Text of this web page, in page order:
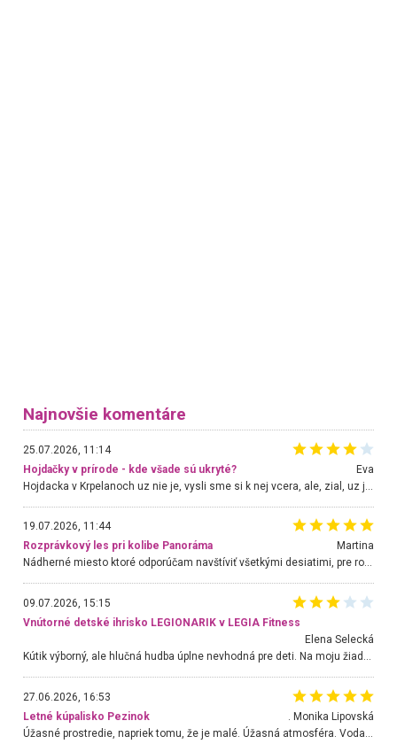
Najnovšie komentáre
25.07.2026, 11:14
Hojdačky v prírode - kde všade sú ukryté?
Eva
19.07.2026, 11:44
Rozprávkový les pri kolibe Panoráma
Martina
Nádherné miesto ktoré odporúčam navštíviť všetkými desiatimi, pre rodiny s deťmi, dôchodcom... Proste a jednoducho ozaj rozprávkový les.. určite ešte prídeme. Odniesli sme si na pamiatku krásne tričká,
09.07.2026, 15:15
Vnútorné detské ihrisko LEGIONARIK v LEGIA Fitness
Elena Selecká
Kútik výborný, ale hlučná hudba úplne nevhodná pre deti. Na moju žiadosť o aspoň sušenie nereagovali.
27.06.2026, 16:53
Letné kúpalisko Pezinok
. Monika Lipovská